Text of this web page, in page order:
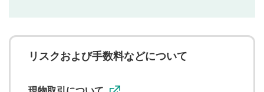
に関する著作者人格権を行使しないことに同意します。利
用者が投稿したコメントは、当社サービスの広告・宣伝、
ることがあります。
リスクおよび手数料などについて